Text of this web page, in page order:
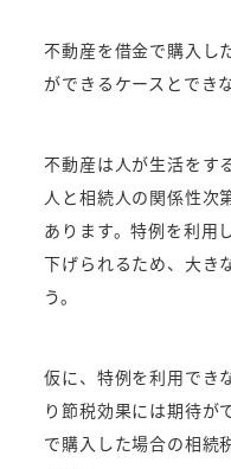
不動産を借金で購入し
ができるケースとでき
不動産は人が生活をす
人と相続人の関係性次
あります。特例を利用
下げられるため、大き
う。
仮に、特例を利用でき
り節税効果には期待が
で購入した場合の相続